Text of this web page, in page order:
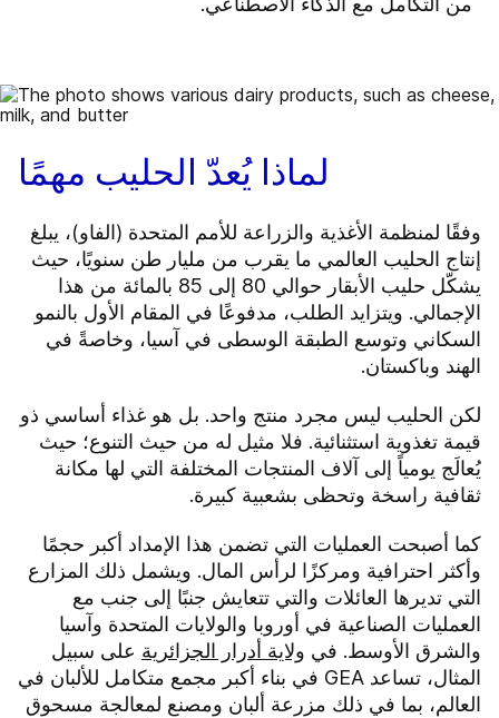
لماذا يُعدّ الحليب مهمًا
وفقًا لمنظمة الأغذية والزراعة للأمم المتحدة (الفاو)، يبلغ
إنتاج الحليب العالمي ما يقرب من مليار طن سنويًا، حيث
يشكّل حليب الأبقار حوالي 80 إلى 85 بالمائة من هذا
الإجمالي. ويتزايد الطلب، مدفوعًا في المقام الأول بالنمو
السكاني وتوسع الطبقة الوسطى في آسيا، وخاصةً في
الهند وباكستان.
لكن الحليب ليس مجرد منتج واحد. بل هو غذاء أساسي ذو
قيمة تغذوية استثنائية. فلا مثيل له من حيث التنوع؛ حيث
يُعالَج يومياً إلى آلاف المنتجات المختلفة التي لها مكانة
ثقافية راسخة وتحظى بشعبية كبيرة.
كما أصبحت العمليات التي تضمن هذا الإمداد أكبر حجمًا
وأكثر احترافية ومركزًا لرأس المال. ويشمل ذلك المزارع
التي تديرها العائلات والتي تتعايش جنبًا إلى جنب مع
العمليات الصناعية في أوروبا والولايات المتحدة وآسيا
والشرق الأوسط. في ولاية أدرار الجزائرية على سبيل
المثال، تساعد GEA في بناء أكبر مجمع متكامل للألبان في
العالم، بما في ذلك مزرعة ألبان ومصنع لمعالجة مسحوق